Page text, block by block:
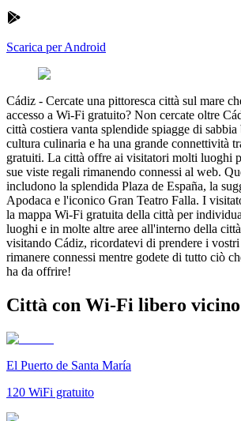
Scarica per Android
Cádiz - Cercate una pittoresca città sul mare
accesso a Wi-Fi gratuito? Non cercate oltre
città costiera vanta splendide spiagge di
cultura culinaria e ha una grande connettività
gratuiti. La città offre ai visitatori molti luoghi
sue viste regali rimanendo connessi al web.
includono la splendida Plaza de España, la
Apodaca e l'iconico Gran Teatro Falla. I
la mappa Wi-Fi gratuita della città per
luoghi e in molte altre aree all'interno della
visitando Cádiz, ricordatevi di prendere i
rimanere connessi mentre godete di tutto ciò
ha da offrire!
Città con Wi-Fi libero
El Puerto de Santa María
120 WiFi gratuito